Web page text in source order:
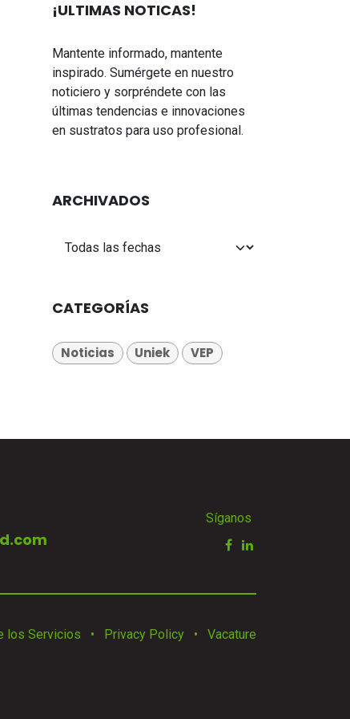
¡ULTIMAS NOTICAS!
Mantente informado, mantente
inspirado. Sumérgete en nuestro
noticiero y sorpréndete con las
últimas tendencias e innovaciones
en sustratos para uso profesional.
ARCHIVADOS
CATEGORÍAS
Noticias Uniek VEP
Síganos
los Servicios • Privacy Policy • Vacature